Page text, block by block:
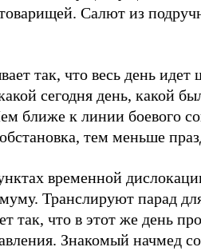
Салют из
так, что весь день идет
сегодня день, какой
ближе к линии боевого
тем меньше
временной
Транслируют парад
так, что в этот же день
Знакомый начмед